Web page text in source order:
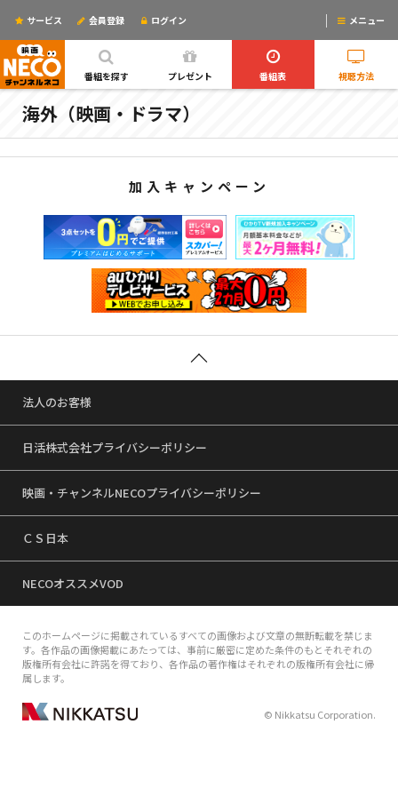
番組を探す プレゼント 番組表 視聴方法
サービス 会員登録 ログイン メニュー
ログインするとリマインドメールが使えるYO!
海外（映画・ドラマ）
加入キャンペーン
法人のお客様
日活株式会社プライバシーポリシー
映画・チャンネルNECOプライバシーポリシー
ＣＳ日本
NECOオススメVOD
このホームページに掲載されているすべての画像および文章の無断転載を禁じま
す。各作品の画像掲載にあたっては、事前に厳密に定めた条件のもとそれぞれの
版権所有会社に許諾を得ており、各作品の著作権はそれぞれの版権所有会社に帰
属します。
© Nikkatsu Corporation.